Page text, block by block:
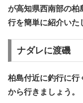
が高知県西南部の柏
行を簡単に紹介いた
ナダレに渡磯
柏島付近に釣行に行
から行きましょう。